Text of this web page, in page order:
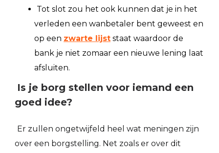
Tot slot zou het ook kunnen dat je in het
verleden een wanbetaler bent geweest en
op een zwarte lijst staat waardoor de
bank je niet zomaar een nieuwe lening laat
afsluiten.
Is je borg stellen voor iemand een
goed idee?
Er zullen ongetwijfeld heel wat meningen zijn
over een borgstelling. Net zoals er over dit